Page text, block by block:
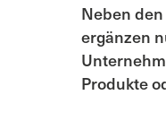
Neben
ergänzen
Produkte